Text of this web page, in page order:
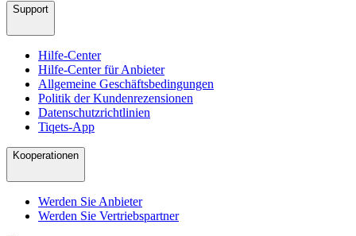
Support
Hilfe-Center
Hilfe-Center für Anbieter
Allgemeine Geschäftsbedingungen
Politik der Kundenrezensionen
Datenschutzrichtlinien
Tiqets-App
Kooperationen
Werden Sie Anbieter
Werden Sie Vertriebspartner